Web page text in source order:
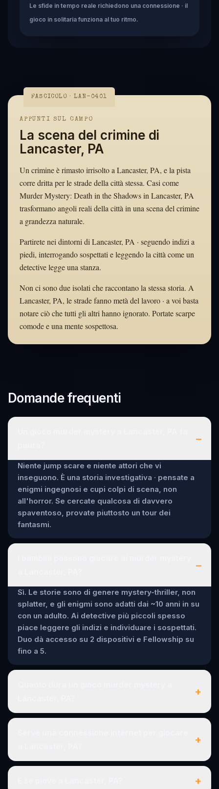
Le sfide in tempo reale richiedono una connessione · il
gioco in solitaria funziona al tuo ritmo.
FASCICOLO · LAN-0401
APPUNTI SUL CAMPO
La scena del crimine di
Lancaster, PA
Un crimine è rimasto irrisolto a Lancaster, PA, e la pista
corre dritta per le strade della città stessa. Casi come
Murder Mystery: Death in the Shadows in Lancaster, PA
trasformano angoli reali della città in una scena del crimine
a grandezza naturale.
Partirete nei dintorni di Lancaster, PA · seguendo indizi a
piedi, interrogando sospettati e leggendo la città come un
detective legge una stanza.
Non ci sono due isolati che raccontano la stessa storia. A
Lancaster, PA, le strade fanno metà del lavoro · a voi basta
notare ciò che tutti gli altri hanno ignorato. Portate scarpe
comode e una mente sospettosa.
Domande frequenti
–
Niente jump scare e niente attori che vi
inseguono. È una storia investigativa · pensate a
enigmi ingegnosi e cupi colpi di scena, non
all'horror. Se cercate qualcosa di davvero
spaventoso, provate piuttosto un tour dei
fantasmi.
–
Sì. Le storie sono di genere mystery-thriller, non
splatter, e gli enigmi sono adatti dai ~10 anni in su
con un adulto. Ai detective più piccoli spesso
piace leggere gli indizi e individuare i sospettati.
Duo dà accesso su 2 dispositivi e Fellowship su
fino a 5.
+
+
+